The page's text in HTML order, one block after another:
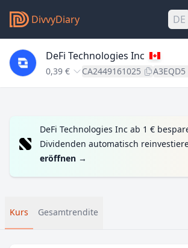
DivvyDiary DE
DeFi Technologies Inc
0,39 € CA2449161025 A3EQD5
DeFi Technologies Inc ab 1 €
Dividenden automatisch
eröffnen →
Kurs Gesamtrendite